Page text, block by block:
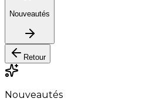
Nouveautés
Retour
Nouveautés